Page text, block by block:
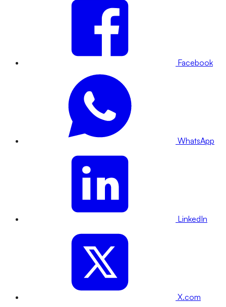
Facebook
WhatsApp
LinkedIn
X.com